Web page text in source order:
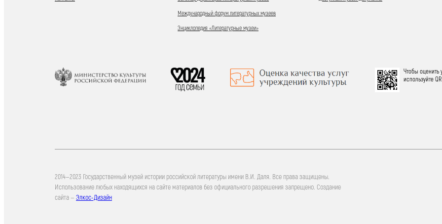
Международный форум литературных музеев
Энциклопедия «Литературные музеи»
Чтобы оценить
используйте
2014—2023 Государственный музей истории российской литературы имени В.И. Даля. Все права защищены.
Использование любых находящихся на сайте материалов без официального разрешения запрещено. Создание
сайта — Элкос-Дизайн